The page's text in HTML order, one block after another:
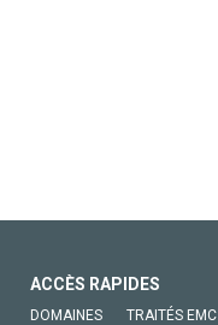
ACCÈS RAPIDES
DOMAINES TRAITÉS EMC